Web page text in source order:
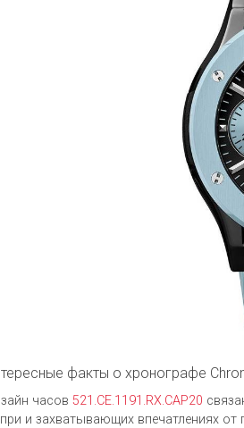
факты о хронографе
часов 521.CE.1191.RX.CAP20
и захватывающих впечатлениях от